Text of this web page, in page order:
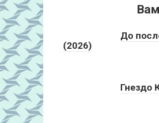
До
(2026)
Гнездо